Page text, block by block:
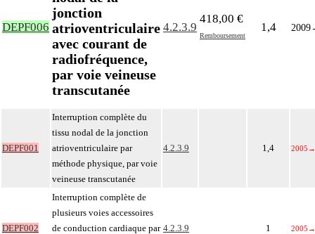
DEPF006
jonction
atrioventriculaire
avec courant de
radiofréquence,
par voie veineuse
transcutanée
4.2.3.9
418,00 €
Remboursement
1,4 2009
DEPF001
Interruption complète du
tissu nodal de la jonction
atrioventriculaire par
méthode physique, par voie
veineuse transcutanée
4.2.3.9 1,4 2005 →
DEPF002
Interruption complète de
plusieurs voies accessoires
de conduction cardiaque par 4.2.3.9 1 2005 →